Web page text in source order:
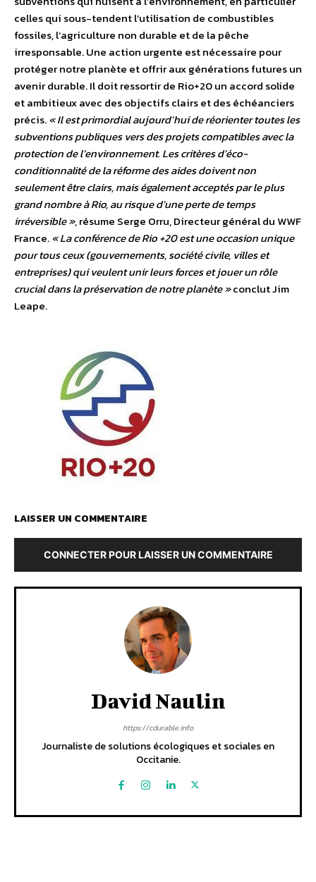
celles qui sous-tendent l’utilisation de combustibles
fossiles, l’agriculture non durable et de la pêche
irresponsable. Une action urgente est nécessaire pour
protéger notre planète et offrir aux générations futures un
avenir durable. Il doit ressortir de Rio+20 un accord solide
et ambitieux avec des objectifs clairs et des échéanciers
précis.« Il est primordial aujourd’hui de réorienter toutes les
subventions publiques vers des projets compatibles avec la
protection de l’environnement. Les critères d’éco-
conditionnalité de la réforme des aides doivent non
seulement être clairs, mais également acceptés par le plus
grand nombre à Rio, au risque d’une perte de temps
irréversible », résume Serge Orru, Directeur général du WWF
France.« La conférence de Rio +20 est une occasion unique
pour tous ceux (gouvernements, société civile, villes et
entreprises) qui veulent unir leurs forces et jouer un rôle
crucial dans la préservation de notre planète »conclut Jim
Leape.
LAISSER UN COMMENTAIRE
CONNECTER POUR LAISSER UN COMMENTAIRE
David Naulin
https://cdurable.info
Journaliste de solutions écologiques et sociales en
Occitanie.